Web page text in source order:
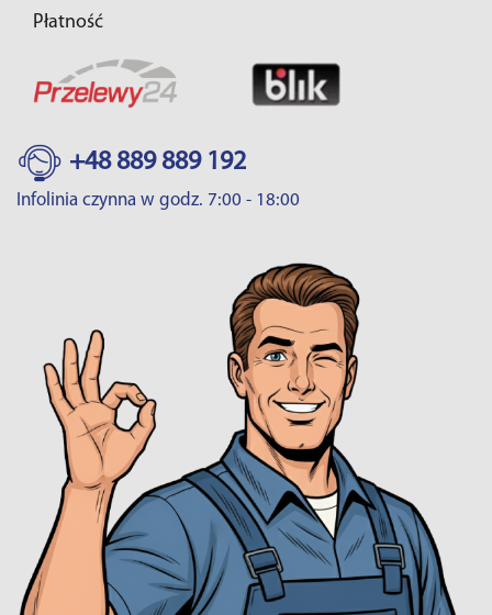
Płatność
+48 889 889 192
Infolinia czynna w godz. 7:00 - 18:00